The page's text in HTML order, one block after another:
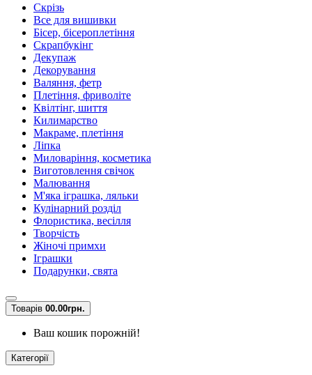
Скрізь
Все для вишивки
Бісер, бісероплетіння
Скрапбукінг
Декупаж
Декорування
Валяння, фетр
Плетіння, фриволіте
Квілтінг, шиття
Килимарство
Макраме, плетіння
Ліпка
Миловаріння, косметика
Виготовлення свічок
Малювання
М'яка іграшка, ляльки
Кулінарний розділ
Флористика, весілля
Творчість
Жіночі примхи
Іграшки
Подарунки, свята
Товарів 00.00грн.
Ваш кошик порожній!
Категорії